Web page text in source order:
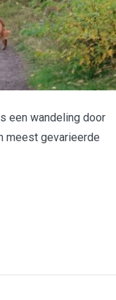
een wandeling door
meest gevarieerde